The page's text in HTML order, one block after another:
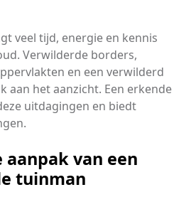
veel tijd, energie en kennis
Verwilderde borders,
en een verwilderd
aan het aanzicht. Een erkende
uitdagingen en biedt
van een
tuinman